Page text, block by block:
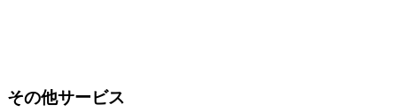
その他サービス